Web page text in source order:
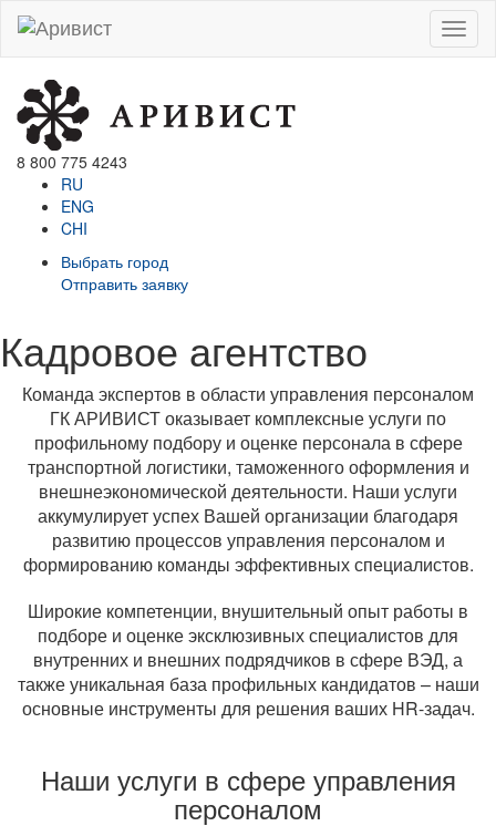
Menu
8 800 775 4243
RU
ENG
CHI
Выбрать город
Отправить заявку
Кадровое агентство
Команда экспертов в области управления персоналом
ГК АРИВИСТ оказывает комплексные услуги по
профильному подбору и оценке персонала в сфере
транспортной логистики, таможенного оформления и
внешнеэкономической деятельности. Наши услуги
аккумулирует успех Вашей организации благодаря
развитию процессов управления персоналом и
формированию команды эффективных специалистов.
Широкие компетенции, внушительный опыт работы в
подборе и оценке эксклюзивных специалистов для
внутренних и внешних подрядчиков в сфере ВЭД, а
также уникальная база профильных кандидатов – наши
основные инструменты для решения ваших HR-задач.
Наши услуги в сфере управления
персоналом